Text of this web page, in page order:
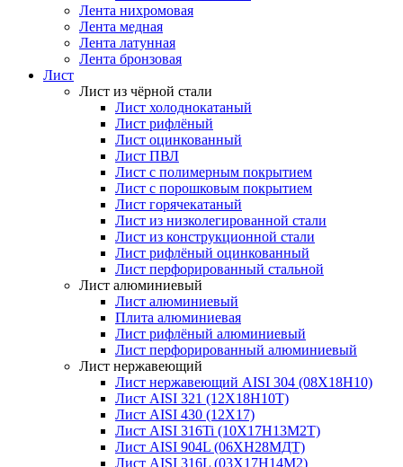
Лента нихромовая
Лента медная
Лента латунная
Лента бронзовая
Лист
Лист из чёрной стали
Лист холоднокатаный
Лист рифлёный
Лист оцинкованный
Лист ПВЛ
Лист с полимерным покрытием
Лист с порошковым покрытием
Лист горячекатаный
Лист из низколегированной стали
Лист из конструкционной стали
Лист рифлёный оцинкованный
Лист перфорированный стальной
Лист алюминиевый
Лист алюминиевый
Плита алюминиевая
Лист рифлёный алюминиевый
Лист перфорированный алюминиевый
Лист нержавеющий
Лист нержавеющий AISI 304 (08Х18Н10)
Лист AISI 321 (12Х18Н10Т)
Лист AISI 430 (12Х17)
Лист AISI 316Ti (10Х17Н13М2Т)
Лист AISI 904L (06ХН28МДТ)
Лист AISI 316L (03Х17Н14М2)